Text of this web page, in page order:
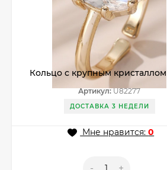
Кольцо с крупным кристаллом
Артикул:U82277
ДОСТАВКА 3 НЕДЕЛИ
Мне нравится:0